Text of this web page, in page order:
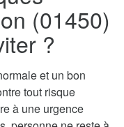
(01450)
?
et un bon
tout risque
à une urgence